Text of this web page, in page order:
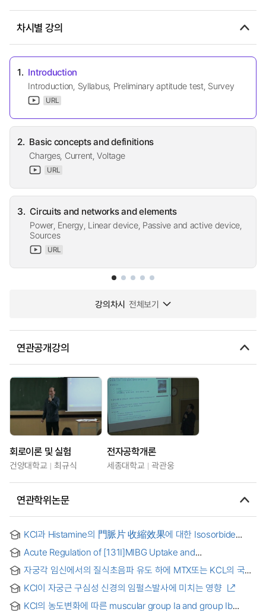
차시별 강의
1. Introduction
Introduction, Syllabus, Preliminary aptitude test, Survey
URL
2. Basic concepts and definitions
Charges, Current, Voltage
URL
3. Circuits and networks and elements
Power, Energy, Linear device, Passive and active device,
Sources
URL
강의차시 전체보기
연관공개강의
회로이론 및 실험
건양대학교 최규식
전자공학개론
세종대학교 곽관웅
연관학위논문
KCl과 Histamine의 門脈片 收縮效果에 대한 Isosorbide
and histamine-induced contractions in portal vein
Acute Regulation of [131I]MIBG Uptake and
Anesthetic Agents in Neuroblastoma Cells = 신경모세포종
세포에서 KCl과 마취제에 의한 [131I]MIBG 섭취와
노르에피네프린 수송체 기능의 급성조절
자궁각 임신에서의 질식초음파 유도 하에 MTX또는 KCL의 국소
guided local injection of methotrexate(MTX) or potassium
chloride(KCL) in the treatment of cornual pregnancy
KCl이 자궁근 구심성 신경의 임펄스발사에 미치는 영향
KCl의 농도변화에 따른 muscular group Ia and group Ib